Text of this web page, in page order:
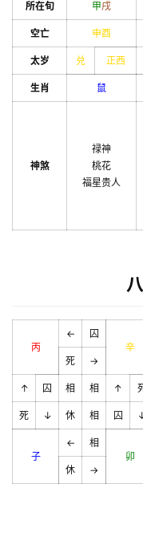
所在旬 甲戌
空亡 申酉
太岁 兑 正西
生肖 鼠
神煞
禄神
桃花
福星贵人
丙
←
囚
辛
死
→
↑ 囚 相 相 ↑
死 ↓ 休 相 囚
子
←
相
卯
休
→